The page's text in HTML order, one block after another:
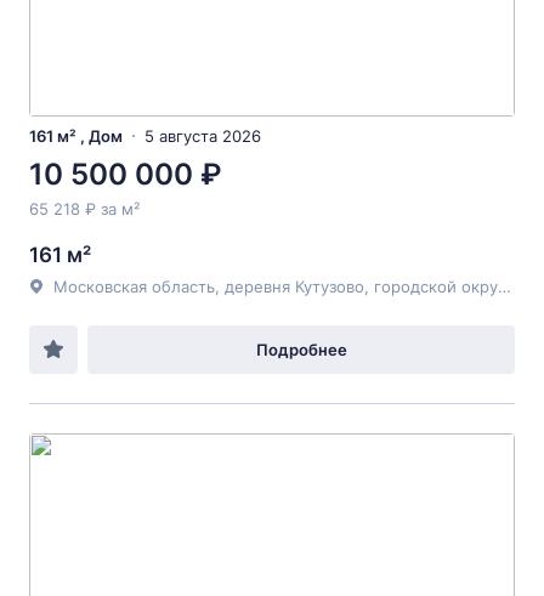
161 м² , Дом 5 августа 2026
10 500 000 ₽
65 218 ₽ за м²
161 м²
Московская область, деревня Кутузово, городской округ Домодедово, 46,
Подробнее